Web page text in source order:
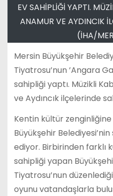
EV SAHİPLİĞİ YAPTI.
ANAMUR VE AYDINCIK
(İHA/
Mersin Büyükşehir
Tiyatrosu’nun ’Angara
sahipliği yaptı. Müzikli
ve Aydıncık ilçelerinde
Kentin kültür
Büyükşehir
ediyor. Birbirinden farklı
sahipliği yapan
Tiyatrosu’nun
oyunu vatandaşlarla